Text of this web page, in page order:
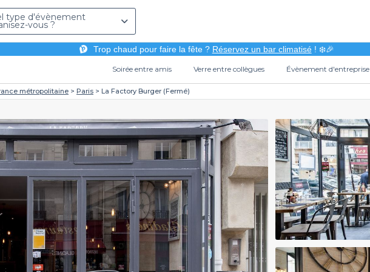
type d'évènement
vous ?
Trop chaud pour faire la fête ? Réservez un bar climatisé! ❄️🎉
Soirée entre amis Verre entre collègues Évènement d'entreprise
métropolitaine Paris La Factory Burger (Fermé)